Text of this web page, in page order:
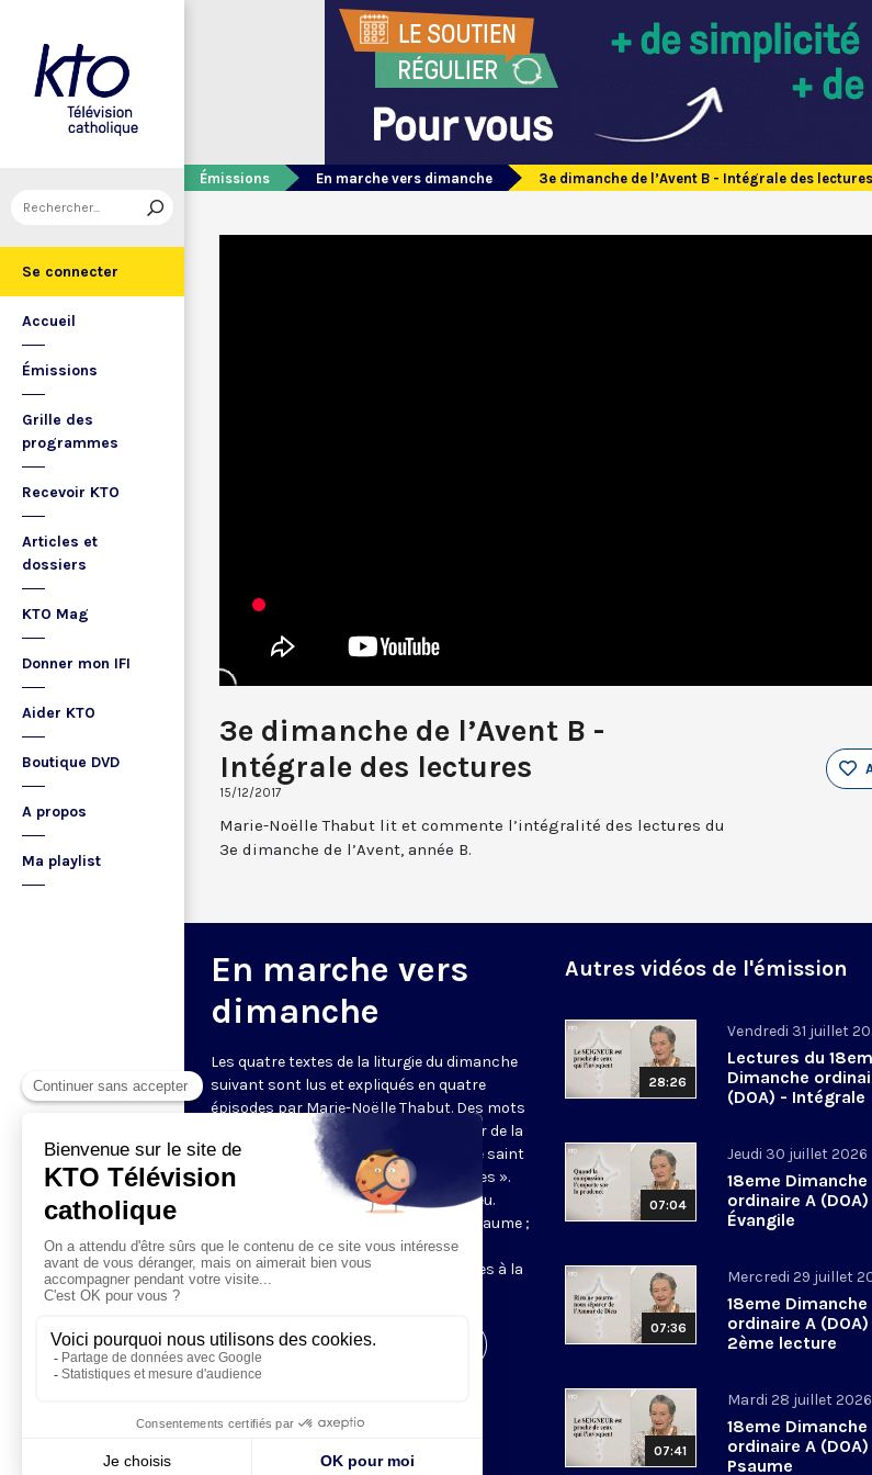
Se connecter
Accueil
Émissions
Grille des
programmes
Recevoir KTO
Articles et
dossiers
KTO Mag
Donner mon IFI
Aider KTO
Boutique DVD
A propos
Ma playlist
Émissions En marche vers dimanche 3e dimanche de l’Avent B - Intégrale des lectures
3e dimanche de l’Avent B -
Intégrale des lectures
15/12/2017
Marie-Noëlle Thabut lit et commente l’intégralité des lectures du
3e dimanche de l’Avent, année B.
En marche vers
dimanche
Les quatre textes de la liturgie du dimanche
suivant sont lus et expliqués en quatre
épisodes par Marie-Noëlle Thabut. Des mots
simples et lumineux pour aller au cœur de la
Révélation biblique, entrer dans ce que saint
Luc appelle « l’intelligence des Écritures ».
Chaque jour, vivez avec la Parole de Dieu.
Lundi, la première lecture ; mardi, le psaume ;
mercredi, la deuxième lecture ; jeudi,
l’Évangile ; vendredi, les quatre épisodes à la
Visiter la page de l'émission
Autres vidéos de l'émission
28:26
Vendredi 31 juillet
Lectures du
Dimanche
(DOA) - Intégrale
07:04
Jeudi 30 juillet 2026
18eme Dimanche
ordinaire A
Évangile
07:36
Mercredi 29 juillet
18eme Dimanche
ordinaire A
2ème lecture
07:41
Mardi 28 juillet 2026
18eme Dimanche
ordinaire A
Psaume